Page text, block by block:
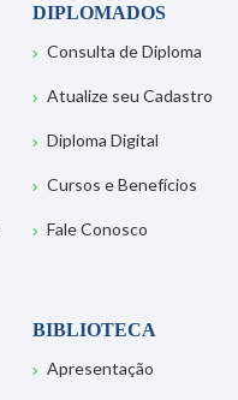
DIPLOMADOS
Consulta de Diploma
Atualize seu Cadastro
Diploma Digital
Cursos e Benefícios
Fale Conosco
BIBLIOTECA
Apresentação